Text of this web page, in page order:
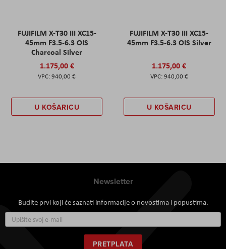
FUJIFILM X-T30 III XC15-
45mm F3.5-6.3 OIS
Charcoal Silver
1.175,00 €
940,00 €
U KOŠARICU
FUJIFILM X-T30 III XC15-
45mm F3.5-6.3 OIS Silver
1.175,00 €
940,00 €
U KOŠARICU
Newsletter
Budite prvi koji će saznati informacije o novostima i popustima.
se
za
naš
PRETPLATA